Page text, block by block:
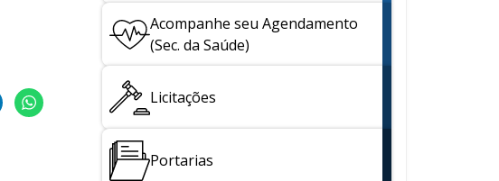
Acompanhe seu Agendamento
(Sec. da Saúde)
Licitações
Portarias